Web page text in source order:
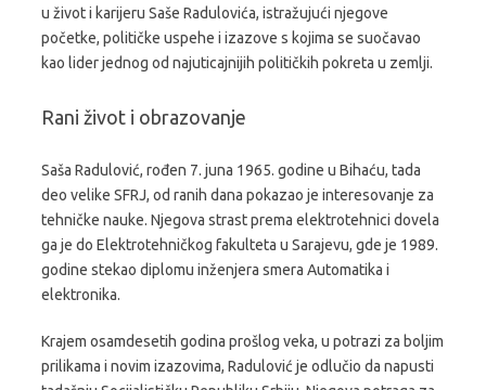
u život i karijeru Saše Radulovića, istražujući njegove
početke, političke uspehe i izazove s kojima se suočavao
kao lider jednog od najuticajnijih političkih pokreta u zemlji.
Rani život i obrazovanje
Saša Radulović, rođen 7. juna 1965. godine u Bihaću, tada
deo velike SFRJ, od ranih dana pokazao je interesovanje za
tehničke nauke. Njegova strast prema elektrotehnici dovela
ga je do Elektrotehničkog fakulteta u Sarajevu, gde je 1989.
godine stekao diplomu inženjera smera Automatika i
elektronika.
Krajem osamdesetih godina prošlog veka, u potrazi za boljim
prilikama i novim izazovima, Radulović je odlučio da napusti